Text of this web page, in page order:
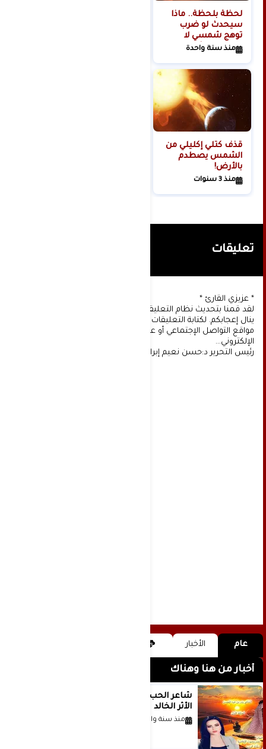
لحظة بلحظة.. ماذا
سيحدث لو ضرب
توهج شمسي لا
تتحمله البشرية
منذ سنة واحدة
قذف كتلي إكليلي من
الشمس يصطدم
بالأرض!
منذ 3 سنوات
تعليقات
* عزيزي القارئ *
لقد قمنا بتحديث نظام التعليقات على موقعنا، ونأمل أن
ينال إعجابكم. لكتابة التعليقات يجب أولا التسجيل عن طريق
مواقع التواصل الإجتماعي أو عن طريق خدمة البريد
الإلكتروني...
رئيس التحرير د:حسن نعيم إبراهيم.
عام الأخبار
أخبار من هنا وهناك
الأثر الخالد
منذ سنة واحدة